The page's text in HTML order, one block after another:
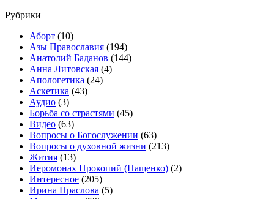
Рубрики
Аборт (10)
Азы Православия (194)
Анатолий Баданов (144)
Анна Литовская (4)
Апологетика (24)
Аскетика (43)
Аудио (3)
Борьба со страстями (45)
Видео (63)
Вопросы о Богослужении (63)
Вопросы о духовной жизни (213)
Жития (13)
Иеромонах Прокопий (Пащенко) (2)
Интересное (205)
Ирина Праслова (5)